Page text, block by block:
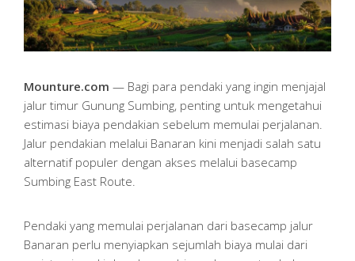
Mounture.com — Bagi para pendaki yang ingin menjajal
jalur timur Gunung Sumbing, penting untuk mengetahui
estimasi biaya pendakian sebelum memulai perjalanan.
Jalur pendakian melalui Banaran kini menjadi salah satu
alternatif populer dengan akses melalui basecamp
Sumbing East Route.
Pendaki yang memulai perjalanan dari basecamp jalur
Banaran perlu menyiapkan sejumlah biaya mulai dari